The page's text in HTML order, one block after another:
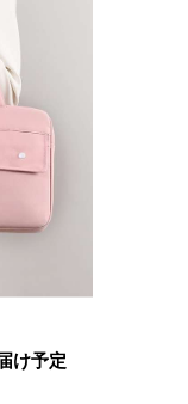
け予定